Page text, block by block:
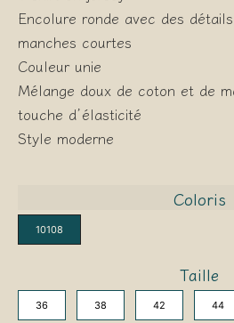
Encolure ronde avec des
manches courtes
Couleur unie
Mélange doux de coton et de
touche d’élasticité
Style moderne
Coloris
10108
Taille
36 38 42 44